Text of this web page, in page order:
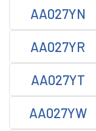
AA027YN
AA027YR
AA027YT
AA027YW